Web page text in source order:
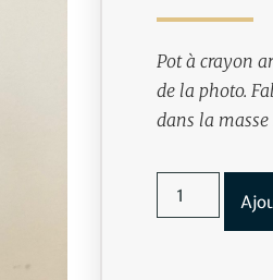
Pot à crayon
de la photo.
dans la